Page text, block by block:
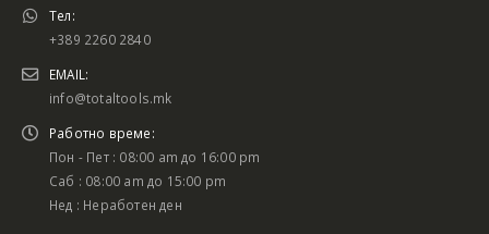
Тел:
+389 2260 2840
EMAIL:
info@totaltools.mk
Работно време:
Пон - Пет : 08:00 am до 16:00 pm
Саб : 08:00 am до 15:00 pm
Нед : Неработен ден